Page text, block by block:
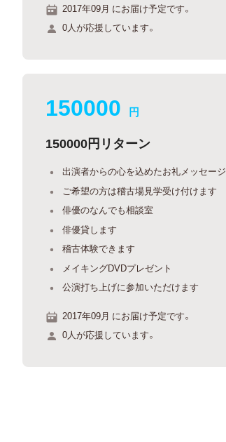
2017年09月 にお届け予定です。
0人が応援しています。
150000 円
150000円リターン
出演者からの心を込めたお礼メッセージ
ご希望の方は稽古場見学受け付けます
俳優のなんでも相談室
俳優貸します
稽古体験できます
メイキングDVDプレゼント
公演打ち上げに参加いただけます
2017年09月 にお届け予定です。
0人が応援しています。